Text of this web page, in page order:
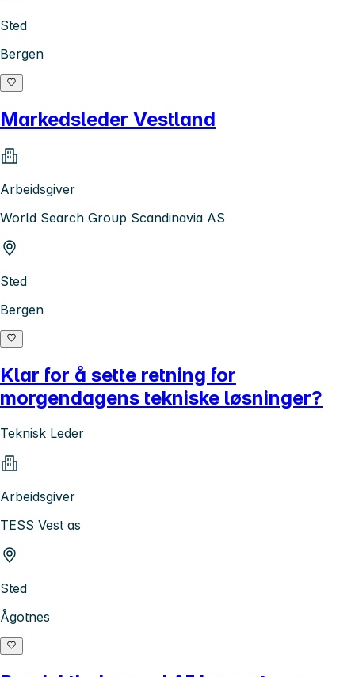
Sted
Bergen
Markedsleder Vestland
Arbeidsgiver
World Search Group Scandinavia AS
Sted
Bergen
Klar for å sette retning for
morgendagens tekniske løsninger?
Teknisk Leder
Arbeidsgiver
TESS Vest as
Sted
Ågotnes